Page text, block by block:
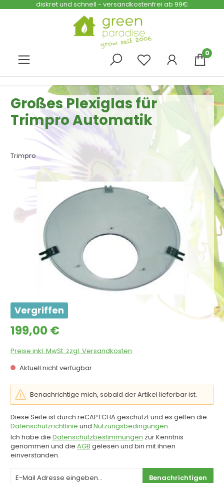
Zum Hauptinhalt springen
diskret und schnell - versandkostenfrei ab 99€
0
Großes Plexiglas für
Trimpro Automatik
Trimpro
Bildergalerie überspringen
Vergriffen
Regulärer Preis:
199,00 €
Preise inkl. MwSt. zzgl. Versandkosten
Aktuell nicht verfügbar
Benachrichtige mich, sobald der Artikel lieferbar ist.
Diese Seite ist durch reCAPTCHA geschützt und es gelten die
Datenschutzrichtlinie und Nutzungsbedingungen.
Ich habe die Datenschutzbestimmungen zur Kenntnis
genommen und die AGB gelesen und bin mit ihnen
einverstanden.
Benachrichtigen